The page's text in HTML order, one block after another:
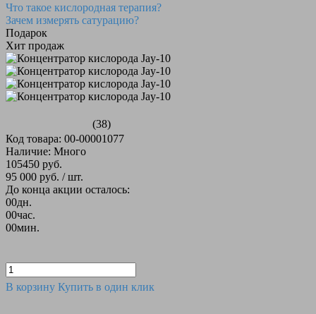
Что такое кислородная терапия?
Зачем измерять сатурацию?
Подарок
Хит продаж
(38)
Код товара: 00-00001077
Наличие: Много
105450 руб.
95 000 руб. / шт.
До конца акции осталось:
00дн.
00час.
00мин.
В корзину Купить в один клик